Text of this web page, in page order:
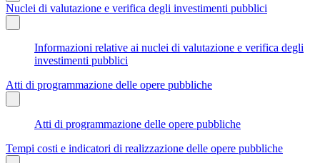
Nuclei di valutazione e verifica degli investimenti pubblici
Informazioni relative ai nuclei di valutazione e verifica degli
investimenti pubblici
Atti di programmazione delle opere pubbliche
Atti di programmazione delle opere pubbliche
Tempi costi e indicatori di realizzazione delle opere pubbliche